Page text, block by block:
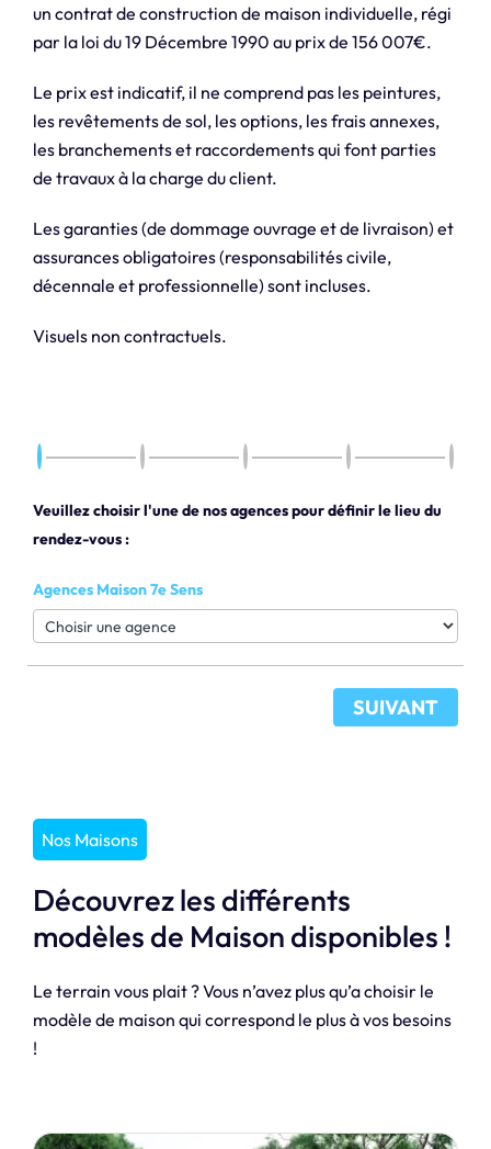
un contrat de construction de maison individuelle, régi
par la loi du 19 Décembre 1990 au prix de 156 007€.
Le prix est indicatif, il ne comprend pas les peintures,
les revêtements de sol, les options, les frais annexes,
les branchements et raccordements qui font parties
de travaux à la charge du client.
Les garanties (de dommage ouvrage et de livraison) et
assurances obligatoires (responsabilités civile,
décennale et professionnelle) sont incluses.
Visuels non contractuels.
Veuillez choisir l'une de nos agences pour définir le lieu du
rendez-vous :
Agences Maison 7e Sens
SUIVANT
Nos Maisons
Découvrez les différents
modèles de Maison disponibles !
Le terrain vous plait ? Vous n’avez plus qu’a choisir le
modèle de maison qui correspond le plus à vos besoins
!